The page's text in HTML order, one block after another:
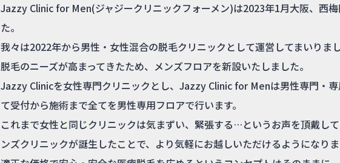
Jazzy Clinic for Men(ジャジークリニックフォーメン)は2023年1月大阪、西
た。
我々は2022年から男性・女性混合の脱毛クリニックとして運営してまいりま
脱毛のニーズが高まってきたため、メンズフロアを新設いたしました。
Jazzy Clinicを女性専門クリニックとし、Jazzy Clinic for Menは男性専門・
て受付から施術まで全てを男性専用フロアで行います。
これまで女性と同じクリニックは気まずい、緊張する…というお声を頂戴し
ンズクリニックが誕生したことで、より気軽にお越しいただけるようになりま